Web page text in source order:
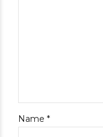
Name *